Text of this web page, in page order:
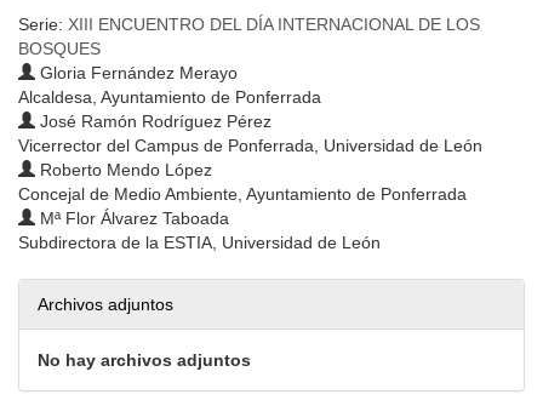
Serie: XIII ENCUENTRO DEL DÍA INTERNACIONAL DE LOS
BOSQUES
Gloria Fernández Merayo
Alcaldesa, Ayuntamiento de Ponferrada
José Ramón Rodríguez Pérez
Vicerrector del Campus de Ponferrada, Universidad de León
Roberto Mendo López
Concejal de Medio Ambiente, Ayuntamiento de Ponferrada
Mª Flor Álvarez Taboada
Subdirectora de la ESTIA, Universidad de León
Archivos adjuntos
No hay archivos adjuntos